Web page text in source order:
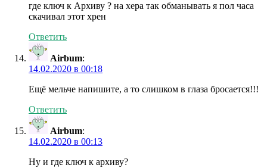
где ключ к Архиву ? на хера так обманывать я пол часа
скачивал этот хрен
Ответить
Airbum:
14.02.2020 в 00:18
Ещё мельче напишите, а то слишком в глаза бросается!!!
Ответить
Airbum:
14.02.2020 в 00:13
Ну и где ключ к архиву?